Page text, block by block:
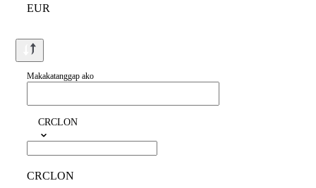
EUR
Makakatanggap ako
CRCLON
CRCLON